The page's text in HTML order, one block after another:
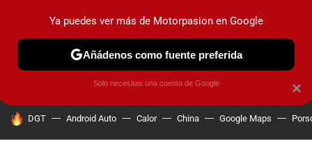
PRUEBAS COCHES ELÉCTRICOS OBSERVATORIO
HOY SE HABLA DE
DGT Android Auto Calor China Google Maps
×
Ya puedes ver más de Motorpasion en Google
Añádenos como fuente preferida
Solo necesitas una cuenta de Google